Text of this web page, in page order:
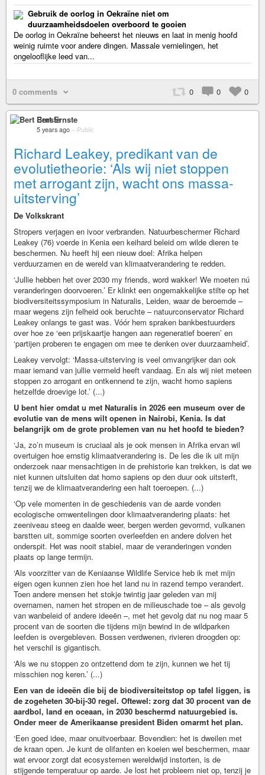
Gebruik de oorlog in Oekraïne niet om
duurzaamheidsdoelen overboord te gooien
De oorlog in Oekraïne beheerst het nieuws en laat in menig hoofd
weinig ruimte voor andere dingen. Massale vernielingen, het
ongelooflijke leed van...
0 comments 0 0 0
Bert Ernste
5 years ago – Public
Richard Leakey, predikant van de
evolutietheorie: ‘Als wij niet stoppen
met arrogant zijn, wacht ons massa-
uitsterving’
De Volkskrant
Stropers verjagen en ivoor verbranden. Natuurbeschermer Richard
Leakey (76) voerde in Kenia een keihard beleid om wilde dieren te
beschermen. Nu heeft hij een nieuw doel: Afrika helpen
verduurzamen en de wereld van klimaatverandering te redden.
‘Jullie hebben het over 2030 my friends, word wakker! We moeten nú
veranderingen doorvoeren.’ Er klinkt een ongemakkelijke stilte op het
biodiversiteitssymposium in Naturalis, Leiden, waar de beroemde –
maar wegens zijn felheid ook beruchte – natuurconservator Richard
Leakey onlangs te gast was. Vóór hem spraken bankbestuurders
over hoe ze ‘een prijskaartje hangen aan regeneratief boeren’ en
‘partijen proberen te engagen om mee te denken over duurzaamheid’.
Leakey vervolgt: ‘Massa-uitsterving is veel omvangrijker dan ook
maar iemand van jullie vermeld heeft vandaag. En als wij niet meteen
stoppen zo arrogant en ontkennend te zijn, wacht homo sapiens
hetzelfde droevige lot.’ (...)
U bent hier omdat u met Naturalis in 2026 een museum over de
evolutie van de mens wilt openen in Nairobi, Kenia. Is dat
belangrijk om de grote problemen van nu het hoofd te bieden?
‘Ja, zo’n museum is cruciaal als je ook mensen in Afrika ervan wil
overtuigen hoe ernstig klimaatverandering is. De les die ik uit mijn
onderzoek naar mensachtigen in de prehistorie kan trekken, is dat we
niet kunnen uitsluiten dat homo sapiens op den duur ook uitsterft,
tenzij we de klimaatverandering een halt toeroepen. (...)
‘Op vele momenten in de geschiedenis van de aarde vonden
ecologische omwentelingen door klimaatverandering plaats: het
zeeniveau steeg en daalde weer, bergen werden gevormd, vulkanen
barstten uit, sommige soorten overleefden en andere dolven het
onderspit. Het was nooit stabiel, maar de veranderingen vonden
plaats op lange termijn.
‘Als voorzitter van de Keniaanse Wildlife Service heb ik met mijn
eigen ogen kunnen zien hoe het land nu in razend tempo verandert.
Toen andere mensen het stokje twintig jaar geleden van mij
overnamen, namen het stropen en de milieuschade toe – als gevolg
van wanbeleid of andere ideeën –, met het gevolg dat nu nog maar 5
procent van de soorten die tijdens mijn bewind in de wildparken
leefden is overgebleven. Bossen verdwenen, rivieren droogden op:
het verschil is gigantisch.
‘Als we nu stoppen zo ontzettend dom te zijn, kunnen we het tij
misschien nog keren.’ (...)
Een van de ideeën die bij de biodiversiteitstop op tafel liggen, is
de zogeheten 30-bij-30 regel. Oftewel: zorg dat 30 procent van de
aardbol, land en oceaan, in 2030 beschermd natuurgebied is.
Onder meer de Amerikaanse president Biden omarmt het plan.
‘Een goed idee, maar onuitvoerbaar. Bovendien: het is dweilen met
de kraan open. Je kunt de olifanten en koeien wel beschermen, maar
wat ervoor zorgt dat ecosystemen wereldwijd instorten, is de
stijgende temperatuur op aarde. Je lost het probleem niet op, tenzij je